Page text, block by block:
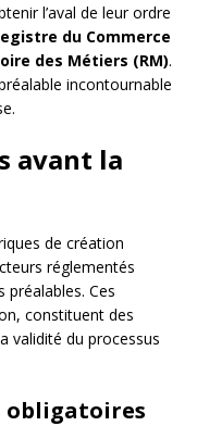
l’aval de leur ordre
du Commerce
des Métiers (RM).
incontournable
avant la
de création
réglementés
préalables. Ces
constituent des
validité du processus
obligatoires